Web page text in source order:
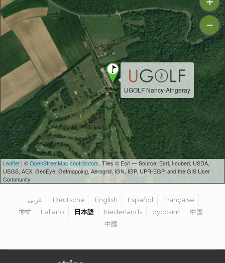
UGOLF Nancy-Aingeray
−
Leaflet | ©OpenStreetMap contributors , Tiles © Esri — Source: Esri, i-cubed, USDA,
USGS, AEX, GeoEye, Getmapping, Aerogrid, IGN, IGP, UPR-EGP, and the GIS User
Community
عربى Deutsche English Español
Française
हिन्दी
Italiano 日本語 Nederlands русский
中国
中國